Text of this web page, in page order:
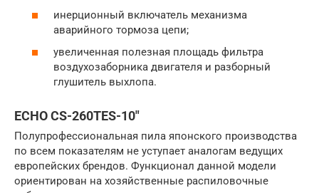
инерционный включатель механизма
аварийного тормоза цепи;
увеличенная полезная площадь фильтра
воздухозаборника двигателя и разборный
глушитель выхлопа.
ECHO CS-260TES-10″
Полупрофессиональная пила японского производства
по всем показателям не уступает аналогам ведущих
европейских брендов. Функционал данной модели
ориентирован на хозяйственные распиловочные